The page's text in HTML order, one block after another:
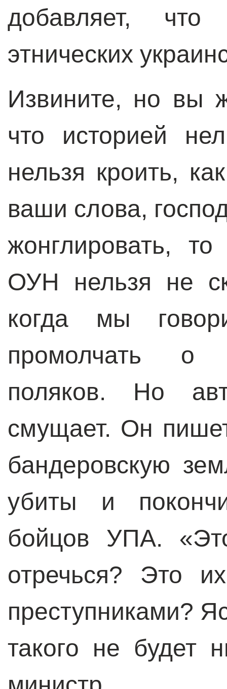
добавляет,
этнических
Извините, но вы
что историей
нельзя кроить,
ваши слова,
жонглировать,
ОУН нельзя не
когда мы
промолчать о
поляков. Но
смущает. Он
бандеровскую
убиты и
бойцов УПА.
отречься? Это
преступниками?
такого не будет